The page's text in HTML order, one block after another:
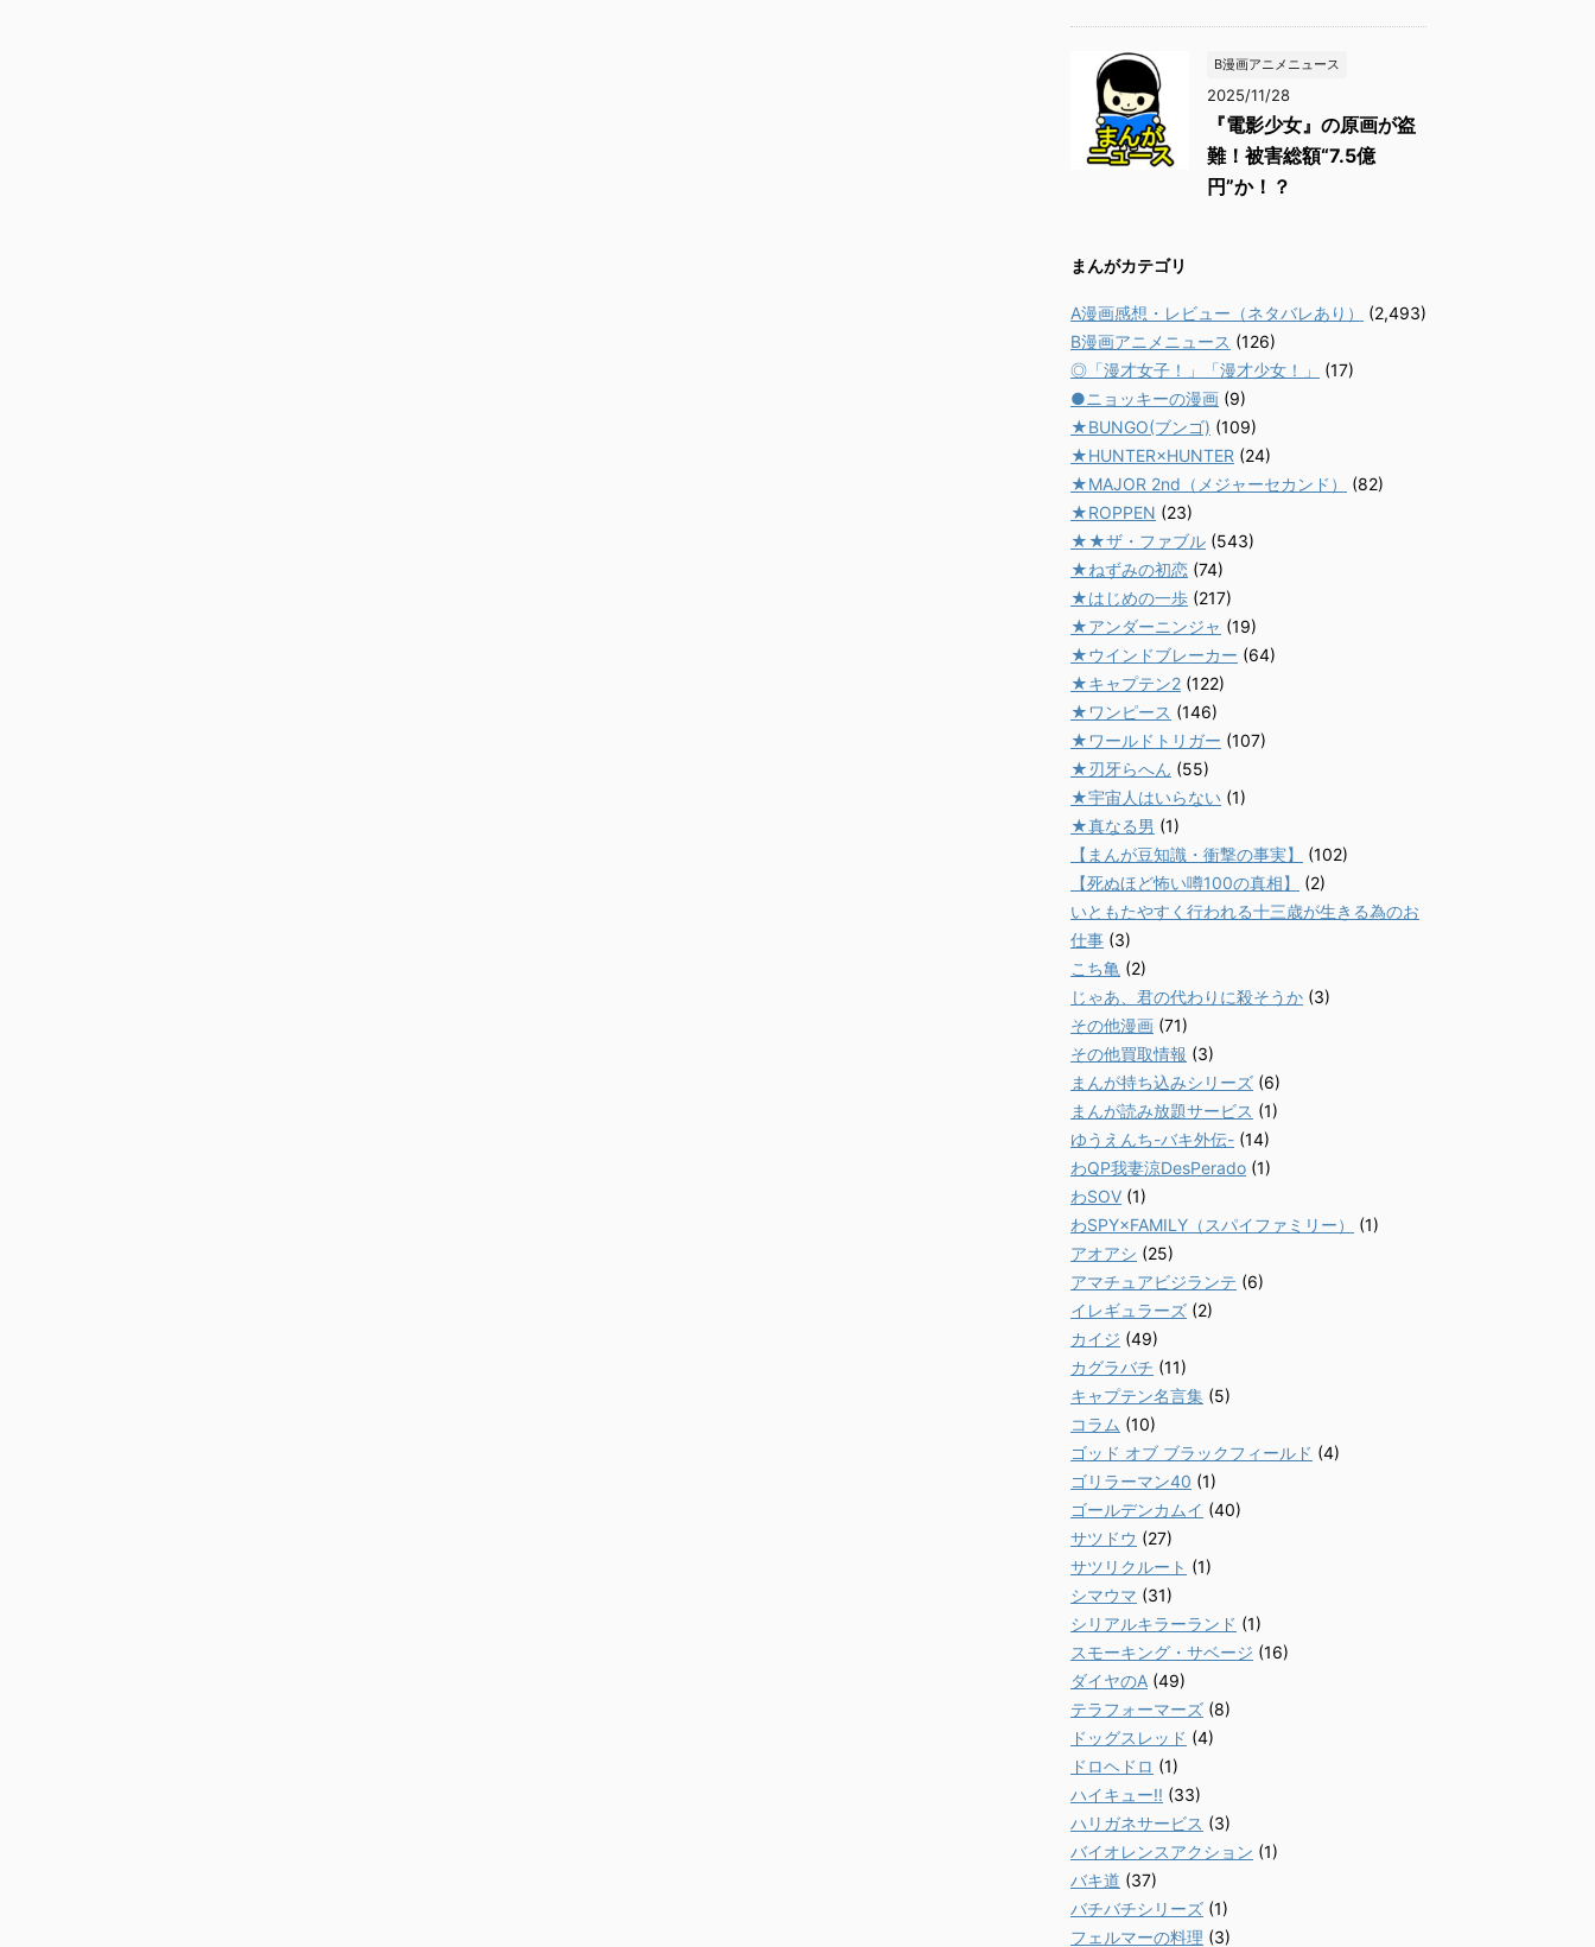
B漫画アニメニュース
2025/11/28
『電影少女』の原画が盗
難！被害総額“7.5億
円”か！？
まんがカテゴリ
A漫画感想・レビュー（ネタバレあり）
(2,493)
B漫画アニメニュース (126)
◎「漫才女子！」「漫才少女！」
(17)
●ニョッキーの漫画 (9)
★BUNGO(ブンゴ) (109)
★HUNTER×HUNTER (24)
★MAJOR 2nd（メジャーセカンド）
(82)
★ROPPEN (23)
★★ザ・ファブル (543)
★ねずみの初恋 (74)
★はじめの一歩 (217)
★アンダーニンジャ (19)
★ウインドブレーカー (64)
★キャプテン2 (122)
★ワンピース (146)
★ワールドトリガー (107)
★刃牙らへん (55)
★宇宙人はいらない (1)
★真なる男 (1)
【まんが豆知識・衝撃の事実】
(102)
【死ぬほど怖い噂100の真相】
(2)
いともたやすく行われる十三歳が生きる為のお
仕事 (3)
こち亀 (2)
じゃあ、君の代わりに殺そうか (3)
その他漫画 (71)
その他買取情報 (3)
まんが持ち込みシリーズ (6)
まんが読み放題サービス (1)
ゆうえんち-バキ外伝- (14)
わQP我妻涼DesPerado (1)
わSOV (1)
わSPY×FAMILY（スパイファミリー）
(1)
アオアシ (25)
アマチュアビジランテ (6)
イレギュラーズ (2)
カイジ (49)
カグラバチ (11)
キャプテン名言集 (5)
コラム (10)
ゴッド オブ ブラックフィールド (4)
ゴリラーマン40 (1)
ゴールデンカムイ (40)
サツドウ (27)
サツリクルート (1)
シマウマ (31)
シリアルキラーランド (1)
スモーキング・サベージ (16)
ダイヤのA (49)
テラフォーマーズ (8)
ドッグスレッド (4)
ドロヘドロ (1)
ハイキュー!! (33)
ハリガネサービス (3)
バイオレンスアクション (1)
バキ道 (37)
バチバチシリーズ (1)
フェルマーの料理 (3)